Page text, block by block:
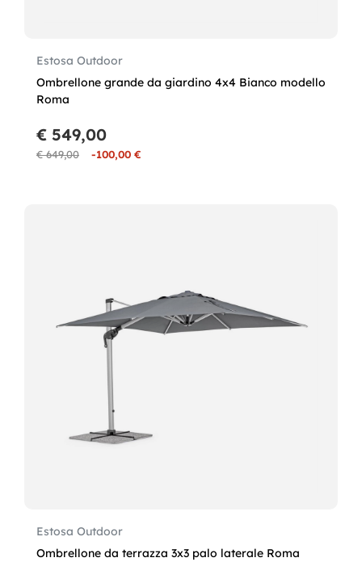
Estosa Outdoor
Ombrellone grande da giardino 4x4 Bianco modello
Roma
€ 649,00 -100,00 €
€ 549,00
Estosa Outdoor
Ombrellone da terrazza 3x3 palo laterale Roma